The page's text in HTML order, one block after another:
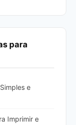
para
e
Imprimir e